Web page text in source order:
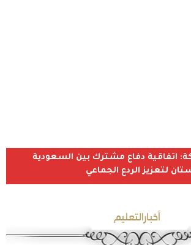
اتفاقية دفاع مشترك بين السعودية
لتعزيز الردع الجماعي
أخبارالتعليم